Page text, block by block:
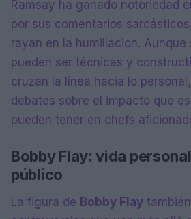
Ramsay ha ganado notoriedad
por sus comentarios
rayan en la humillación. Aunque
pueden ser técnicas y
cruzan la línea hacia lo
debates sobre el impacto que
pueden tener en chefs
Bobby Flay: vida
público
La figura de Bobby Flay